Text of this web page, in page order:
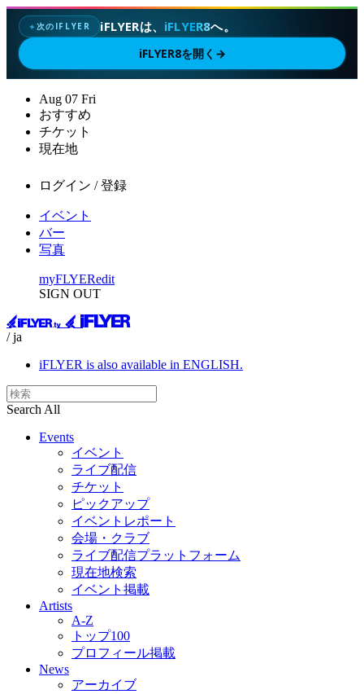
✦次のIFLYER iFLYERは、 iFLYER8へ。
iFLYER8を開く →
Aug 07 Fri
おすすめ
チケット
現在地
ログイン / 登録
イベント
バー
写真
myFLYERedit
SIGN OUT
/ ja
iFLYER is also available in ENGLISH.
Search All
Events
イベント
ライブ配信
チケット
ピックアップ
イベントレポート
会場・クラブ
ライブ配信プラットフォーム
現在地検索
イベント掲載
Artists
A-Z
トップ100
プロフィール掲載
News
アーカイブ